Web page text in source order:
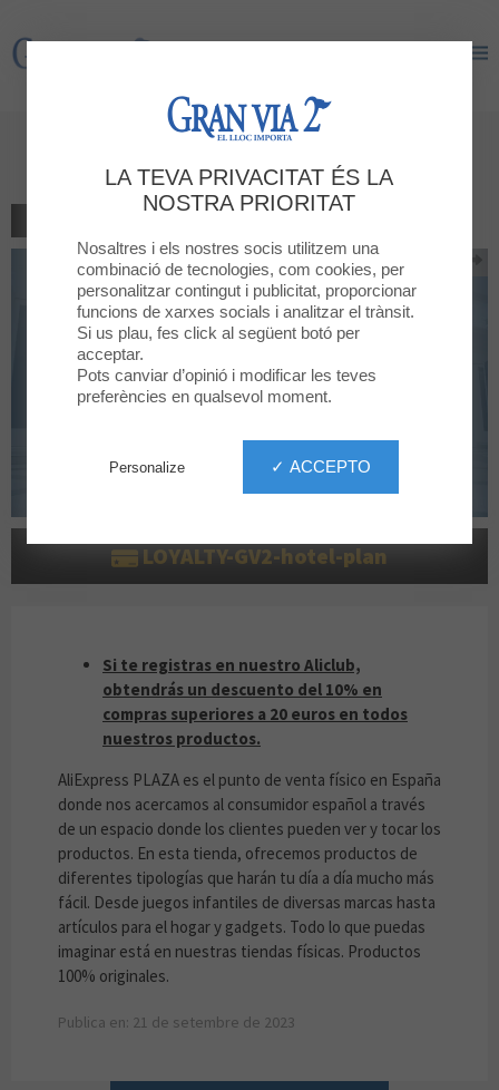
Gran Via 2
LOYALTY-GV2-hotel-plan
ALICLUBSi te registras en nuestro Aliclub,
obtendrás un descuento del 10% en
compras superiores a 20 euros en todos
nuestros productos.
AliExpress PLAZA es el punto de venta físico en España
donde nos acercamos al consumidor español a través
de un espacio donde los clientes pueden ver y tocar los
productos. En esta tienda, ofrecemos productos de
diferentes tipologías que harán tu día a día mucho más
fácil. Desde juegos infantiles de diversas marcas hasta
artículos para el hogar y gadgets. Todo lo que puedas
imaginar está en nuestras tiendas físicas. Productos
100% originales.
Publica en: 21 de setembre de 2023
LA TEVA PRIVACITAT ÉS LA
NOSTRA PRIORITAT
Nosaltres i els nostres socis utilitzem una
combinació de tecnologies, com cookies, per
personalitzar contingut i publicitat, proporcionar
funcions de xarxes socials i analitzar el trànsit.
Si us plau, fes click al següent botó per
acceptar.
Pots canviar d’opinió i modificar les teves
preferències en qualsevol moment.
✓ ACCEPTO
Personalize